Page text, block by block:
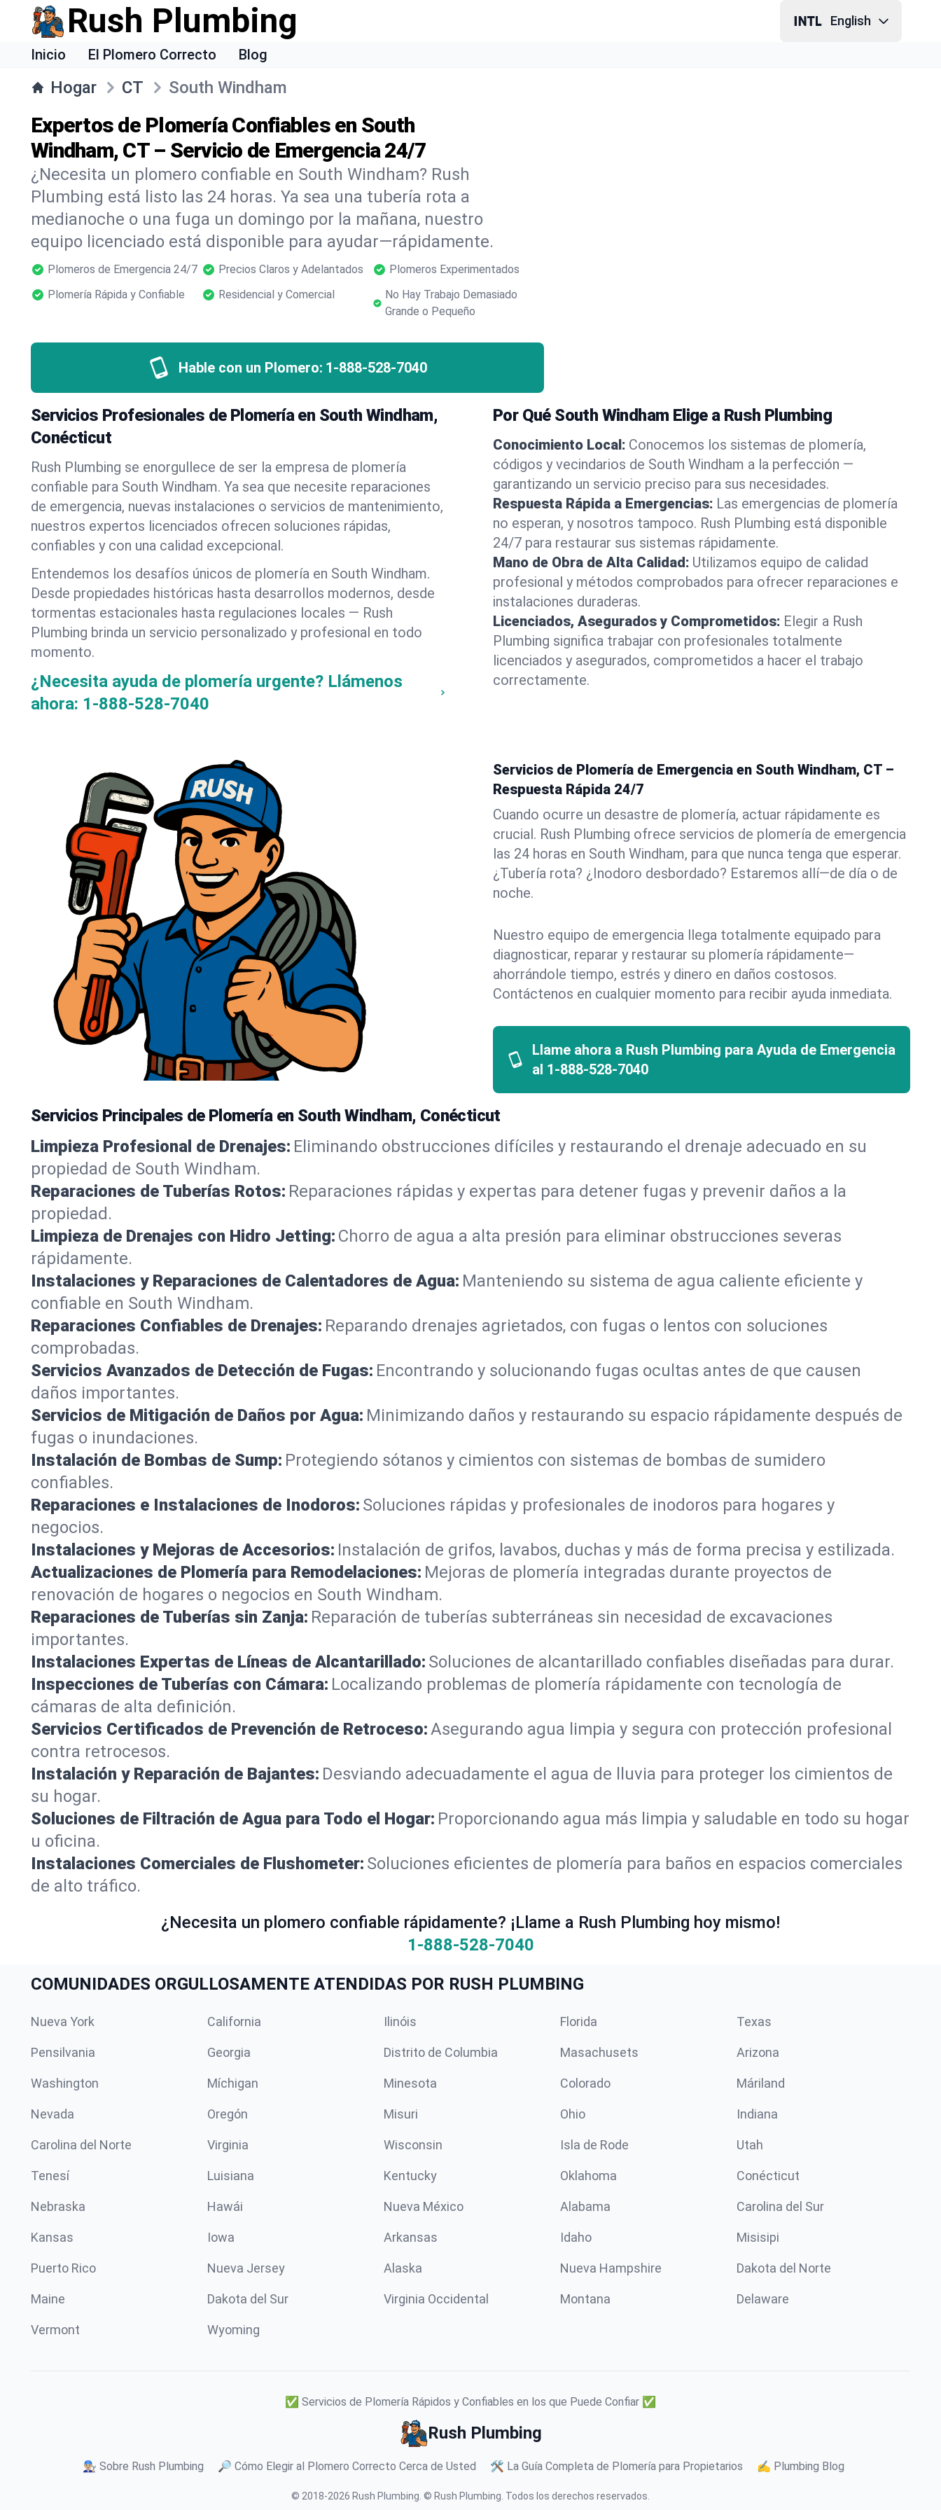
Rush Plumbing English
Inicio El Plomero Correcto Blog
Hogar CT South Windham
Expertos de Plomería Confiables en South
Windham, CT – Servicio de Emergencia 24/7
¿Necesita un plomero confiable en South Windham? Rush
Plumbing está listo las 24 horas. Ya sea una tubería rota a
medianoche o una fuga un domingo por la mañana, nuestro
equipo licenciado está disponible para ayudar—rápidamente.
Plomeros de Emergencia 24/7 Precios Claros y Adelantados
Plomeros Experimentados
Plomería Rápida y Confiable
Residencial y Comercial
No Hay Trabajo Demasiado
Grande o Pequeño
Hable con un Plomero: 1-888-528-7040
Servicios Profesionales de Plomería en South Windham,
Conécticut
Rush Plumbing se enorgullece de ser la empresa de plomería
confiable para South Windham. Ya sea que necesite reparaciones
de emergencia, nuevas instalaciones o servicios de mantenimiento,
nuestros expertos licenciados ofrecen soluciones rápidas,
confiables y con una calidad excepcional.
Entendemos los desafíos únicos de plomería en South Windham.
Desde propiedades históricas hasta desarrollos modernos, desde
tormentas estacionales hasta regulaciones locales — Rush
Plumbing brinda un servicio personalizado y profesional en todo
momento.
¿Necesita ayuda de plomería urgente? Llámenos
ahora: 1-888-528-7040
Por Qué South Windham Elige a Rush Plumbing
Conocimiento Local: Conocemos los sistemas de plomería,
códigos y vecindarios de South Windham a la perfección —
garantizando un servicio preciso para sus necesidades.
Respuesta Rápida a Emergencias: Las emergencias de plomería
no esperan, y nosotros tampoco. Rush Plumbing está disponible
24/7 para restaurar sus sistemas rápidamente.
Mano de Obra de Alta Calidad: Utilizamos equipo de calidad
profesional y métodos comprobados para ofrecer reparaciones e
instalaciones duraderas.
Licenciados, Asegurados y Comprometidos: Elegir a Rush
Plumbing significa trabajar con profesionales totalmente
licenciados y asegurados, comprometidos a hacer el trabajo
correctamente.
Servicios de Plomería de Emergencia en South Windham, CT –
Respuesta Rápida 24/7
Cuando ocurre un desastre de plomería, actuar rápidamente es
crucial. Rush Plumbing ofrece servicios de plomería de emergencia
las 24 horas en South Windham, para que nunca tenga que esperar.
¿Tubería rota? ¿Inodoro desbordado? Estaremos allí—de día o de
noche.
Nuestro equipo de emergencia llega totalmente equipado para
diagnosticar, reparar y restaurar su plomería rápidamente—
ahorrándole tiempo, estrés y dinero en daños costosos.
Contáctenos en cualquier momento para recibir ayuda inmediata.
Llame ahora a Rush Plumbing para Ayuda de Emergencia
al 1-888-528-7040
Servicios Principales de Plomería en South Windham, Conécticut
Limpieza Profesional de Drenajes: Eliminando obstrucciones difíciles y restaurando el drenaje adecuado en su
propiedad de South Windham.
Reparaciones de Tuberías Rotos: Reparaciones rápidas y expertas para detener fugas y prevenir daños a la
propiedad.
Limpieza de Drenajes con Hidro Jetting: Chorro de agua a alta presión para eliminar obstrucciones severas
rápidamente.
Instalaciones y Reparaciones de Calentadores de Agua: Manteniendo su sistema de agua caliente eficiente y
confiable en South Windham.
Reparaciones Confiables de Drenajes: Reparando drenajes agrietados, con fugas o lentos con soluciones
comprobadas.
Servicios Avanzados de Detección de Fugas: Encontrando y solucionando fugas ocultas antes de que causen
daños importantes.
Servicios de Mitigación de Daños por Agua: Minimizando daños y restaurando su espacio rápidamente después de
fugas o inundaciones.
Instalación de Bombas de Sump: Protegiendo sótanos y cimientos con sistemas de bombas de sumidero
confiables.
Reparaciones e Instalaciones de Inodoros: Soluciones rápidas y profesionales de inodoros para hogares y
negocios.
Instalaciones y Mejoras de Accesorios: Instalación de grifos, lavabos, duchas y más de forma precisa y estilizada.
Actualizaciones de Plomería para Remodelaciones: Mejoras de plomería integradas durante proyectos de
renovación de hogares o negocios en South Windham.
Reparaciones de Tuberías sin Zanja: Reparación de tuberías subterráneas sin necesidad de excavaciones
importantes.
Instalaciones Expertas de Líneas de Alcantarillado: Soluciones de alcantarillado confiables diseñadas para durar.
Inspecciones de Tuberías con Cámara: Localizando problemas de plomería rápidamente con tecnología de
cámaras de alta definición.
Servicios Certificados de Prevención de Retroceso:Asegurando agua limpia y segura con protección profesional
contra retrocesos.
Instalación y Reparación de Bajantes: Desviando adecuadamente el agua de lluvia para proteger los cimientos de
su hogar.
Soluciones de Filtración de Agua para Todo el Hogar: Proporcionando agua más limpia y saludable en todo su hogar
u oficina.
Instalaciones Comerciales de Flushometer: Soluciones eficientes de plomería para baños en espacios comerciales
de alto tráfico.
¿Necesita un plomero confiable rápidamente? ¡Llame a Rush Plumbing hoy mismo!
1-888-528-7040
COMUNIDADES ORGULLOSAMENTE ATENDIDAS POR RUSH PLUMBING
Nueva York California Ilinóis Florida Texas
Pensilvania Georgia Distrito de Columbia Masachusets Arizona
Washington Míchigan Minesota Colorado Máriland
Nevada Oregón Misuri Ohio Indiana
Carolina del Norte Virginia Wisconsin Isla de Rode Utah
Tenesí Luisiana Kentucky Oklahoma Conécticut
Nebraska Hawái Nueva México Alabama Carolina del Sur
Kansas Iowa Arkansas Idaho Misisipi
Puerto Rico Nueva Jersey Alaska Nueva Hampshire Dakota del Norte
Maine Dakota del Sur Virginia Occidental Montana Delaware
Vermont Wyoming
✅ Servicios de Plomería Rápidos y Confiables en los que Puede Confiar ✅
Rush Plumbing
👨🏼‍🔧 Sobre Rush Plumbing 🔎 Cómo Elegir al Plomero Correcto Cerca de Usted 🛠️ La Guía Completa de Plomería para Propietarios ✍️ Plumbing Blog
© 2018-2026 Rush Plumbing © Rush Plumbing. Todos los derechos reservados.